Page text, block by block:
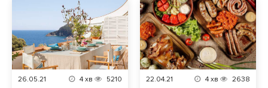
26.05.21 4 хв 5210 22.04.21 4 хв 2638